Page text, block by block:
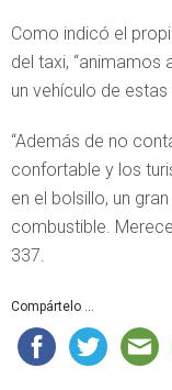
Como indicó el
del taxi,
un vehículo de
“Además de no
confortable y los
en el bolsillo, un
combustible.
337.
Compártelo ...